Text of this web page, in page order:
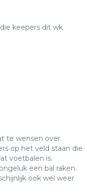
keepers dit wk
te wensen over.
op het veld staan die
voetbalen is.
een bal raken.
ook wel weer